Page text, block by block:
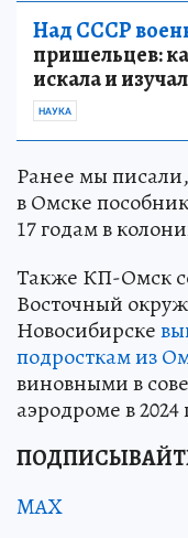
Над СССР
пришельцев:
искала и
НАУКА
Ранее мы писали,
в Омске
17 годам в
Также КП-Омск
Восточный
Новосибирске
подросткам из
виновными в
аэродроме в 2024
MAX